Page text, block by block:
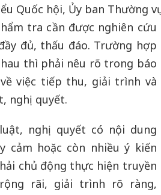
Quốc hội, Ủy ban Thường vụ
tra cần được nghiên cứu
đủ, thấu đáo. Trường hợp
thì phải nêu rõ trong báo
việc tiếp thu, giải trình và
nghị quyết.
nghị quyết có nội dung
cảm hoặc còn nhiều ý kiến
chủ động thực hiện truyền
rãi, giải trình rõ ràng,